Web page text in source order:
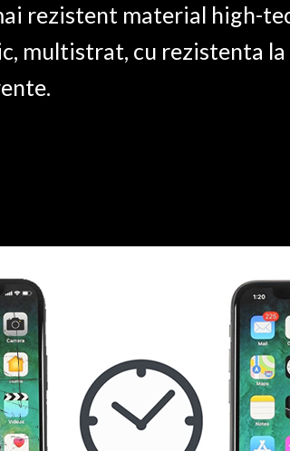
rezistent material high-
multistrat, cu rezistenta